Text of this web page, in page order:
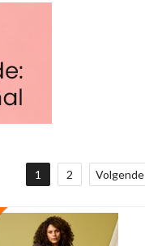
1 2 Volgende